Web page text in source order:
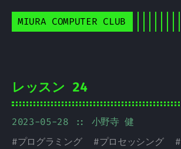
MIURA COMPUTER CLUB
レッスン 24
2023-05-28
:: 小野寺 健
#プログラミング#プロセッシング#